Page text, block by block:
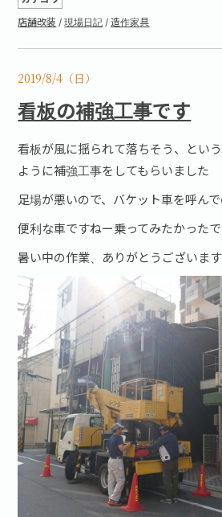
店舗改装 /現場日記 /造作家具
2019/8/4（日）
看板の補強工事です
看板が風に揺られて落ちそう、とい
ように補強工事をしてもらいました
足場が悪いので、バケット車を呼んで
便利な車ですねー乗ってみたかった
暑い中の作業、ありがとうございます